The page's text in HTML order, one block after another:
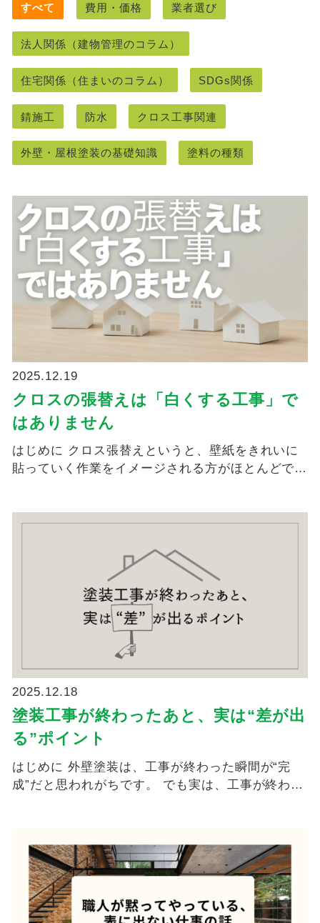
すべて 費用・価格 業者選び
法人関係（建物管理のコラム）
住宅関係（住まいのコラム） SDGs関係
錆施工 防水 クロス工事関連
外壁・屋根塗装の基礎知識 塗料の種類
2025.12.19
クロスの張替えは「白くする工事」で
はありません
はじめに クロス張替えというと、壁紙をきれいに
貼っていく作業をイメージされる方がほとんどで
2025.12.18
塗装工事が終わったあと、実は“差が出
る”ポイント
はじめに 外壁塗装は、工事が終わった瞬間が“完
成”だと思われがちです。 でも実は、工事が終わっ